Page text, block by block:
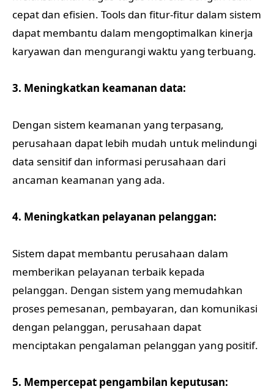
cepat dan efisien. Tools dan fitur-fitur dalam sistem
dapat membantu dalam mengoptimalkan kinerja
karyawan dan mengurangi waktu yang terbuang.
3. Meningkatkan keamanan data:
Dengan sistem keamanan yang terpasang,
perusahaan dapat lebih mudah untuk melindungi
data sensitif dan informasi perusahaan dari
ancaman keamanan yang ada.
4. Meningkatkan pelayanan pelanggan:
Sistem dapat membantu perusahaan dalam
memberikan pelayanan terbaik kepada
pelanggan. Dengan sistem yang memudahkan
proses pemesanan, pembayaran, dan komunikasi
dengan pelanggan, perusahaan dapat
menciptakan pengalaman pelanggan yang positif.
5. Mempercepat pengambilan keputusan: